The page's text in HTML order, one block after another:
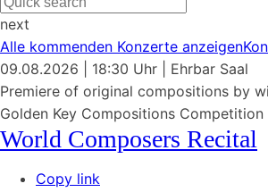
next
Alle kommenden Konzerte anzeigen
09.08.2026
| 18:30 Uhr
Ehrbar Saal
Premiere of original compositions by
Golden Key Compositions
World Composers Recital
Copy link